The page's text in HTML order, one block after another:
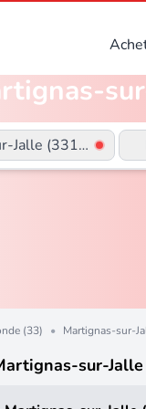
Jalle (33127)
(33) • Martignas-sur-
sur-